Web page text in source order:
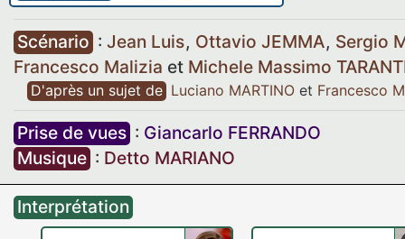
Scénario : Jean Luis, Ottavio JEMMA, Sergio
Francesco Malizia et Michele Massimo
D'après un sujet de Luciano MARTINO et Francesco
Prise de vues : Giancarlo FERRANDO
Musique : Detto MARIANO
Interprétation